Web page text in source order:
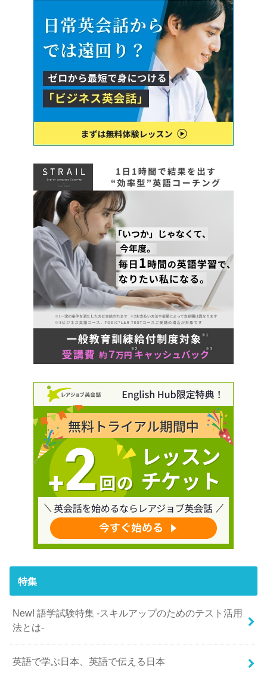
特集
New! 語学試験特集 -スキルアップのためのテスト活用
法とは-
英語で学ぶ日本、英語で伝える日本